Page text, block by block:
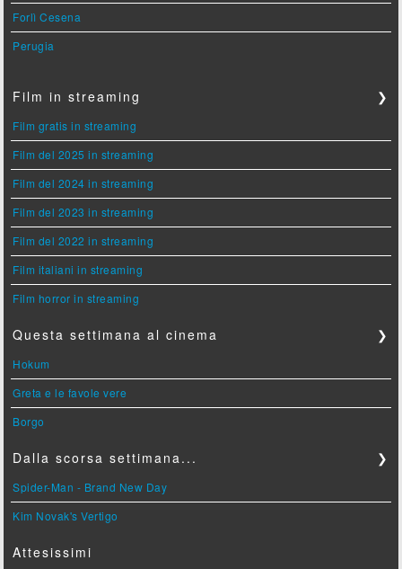
Forlì Cesena
Perugia
Film in streaming ❯
Film gratis in streaming
Film del 2025 in streaming
Film del 2024 in streaming
Film del 2023 in streaming
Film del 2022 in streaming
Film italiani in streaming
Film horror in streaming
Questa settimana al cinema ❯
Hokum
Greta e le favole vere
Borgo
Dalla scorsa settimana... ❯
Spider-Man - Brand New Day
Kim Novak's Vertigo
Attesissimi